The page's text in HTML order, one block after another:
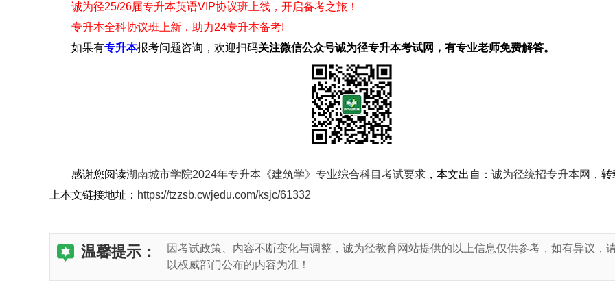
诚为径25/26届专升本英语VIP协议班上线，开启备考之旅！
专升本全科协议班上新，助力24专升本备考!
如果有专升本报考问题咨询，欢迎扫码关注微信公众号诚为径专升本考试网，有专业老师免费解答。
感谢您阅读湖南城市学院2024年专升本《建筑学》专业综合科目考试要求 ，本文出自： 诚为径统招专升本网 ，
上本文链接地址： https://tzzsb.cwjedu.com/ksjc/61332
温馨提示：
因考试政策、内容不断变化与调整，诚为径教育网站提供的以上信息仅供参考，如有异议，
以权威部门公布的内容为准！